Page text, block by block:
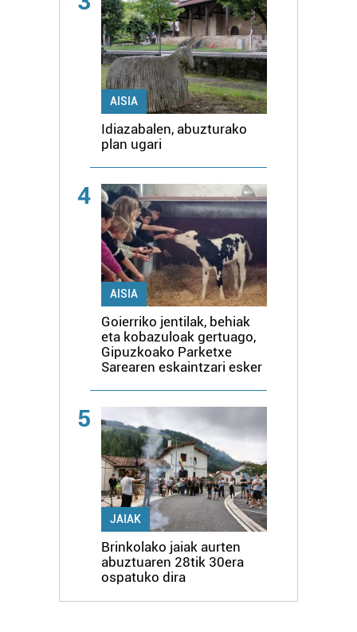
AISIA
Idiazabalen, abuzturako
plan ugari
4
AISIA
Goierriko jentilak, behiak
eta kobazuloak gertuago,
Gipuzkoako Parketxe
Sarearen eskaintzari esker
5
JAIAK
Brinkolako jaiak aurten
abuztuaren 28tik 30era
ospatuko dira